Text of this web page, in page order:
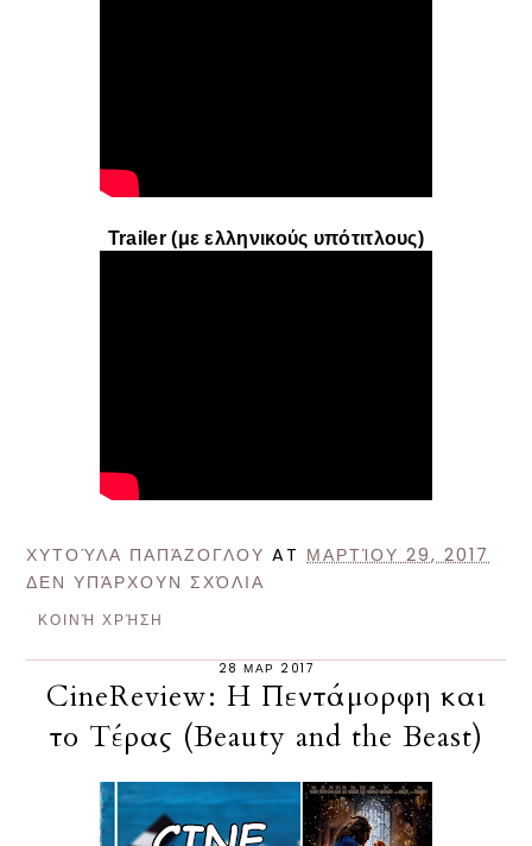
Trailer (με ελληνικούς υπότιτλους)
ΧΥΤΟΎΛΑ ΠΑΠΆΖΟΓΛΟΥ AT ΜΑΡΤΊΟΥ 29, 2017
ΔΕΝ ΥΠΆΡΧΟΥΝ ΣΧΌΛΙΑ
ΚΟΙΝΉ ΧΡΉΣΗ
28 ΜΑΡ 2017
CineReview: Η Πεντάμορφη και
το Τέρας (Beauty and the Beast)